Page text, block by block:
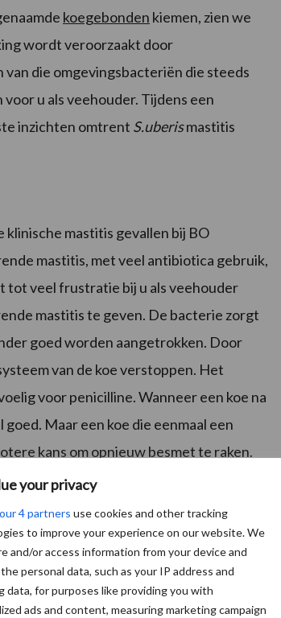
your privacy
our 4 partners use cookies and other tracking
to improve your experience on our website. We
and/or access information from your device and
personal data, such as your IP address and
data, for purposes like providing you with
ads and content, measuring marketing campaign
koegebonden kiemen, zien we
wordt veroorzaakt door
van die omgevingsbacteriën die steeds
u als veehouder. Tijdens een
inzichten omtrent S.uberismastitis
mastitis gevallen bij BO
mastitis, met veel antibiotica gebruik,
tot veel frustratie bij u als veehouder
mastitis te geven. De bacterie zorgt
goed worden aangetrokken. Door
van de koe verstoppen. Het
voor penicilline. Wanneer een koe na
Maar een koe die eenmaal een
kans om opnieuw besmet te raken.
veel koeien hierdoor steeds opnieuw
Daarnaast kan S. uberis
een kwartier ook
Deze chronisch geïnfecteerde koeien
in het uier vast te hechten en een